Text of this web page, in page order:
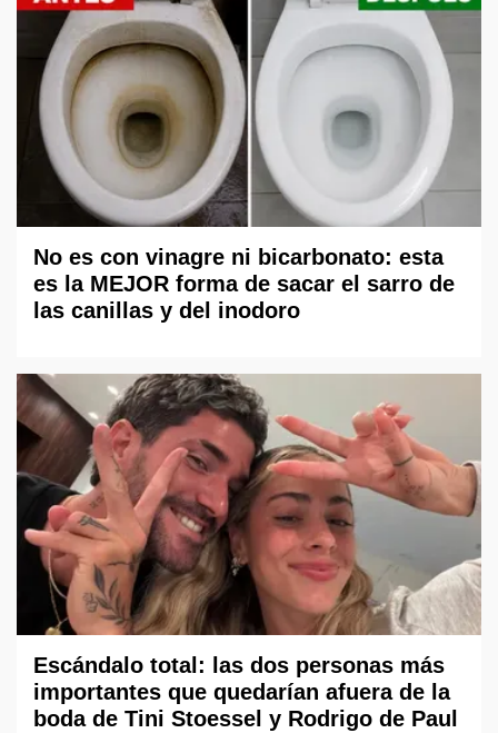
No es con vinagre ni bicarbonato: esta
es la MEJOR forma de sacar el sarro de
las canillas y del inodoro
Escándalo total: las dos personas más
importantes que quedarían afuera de la
boda de Tini Stoessel y Rodrigo de Paul